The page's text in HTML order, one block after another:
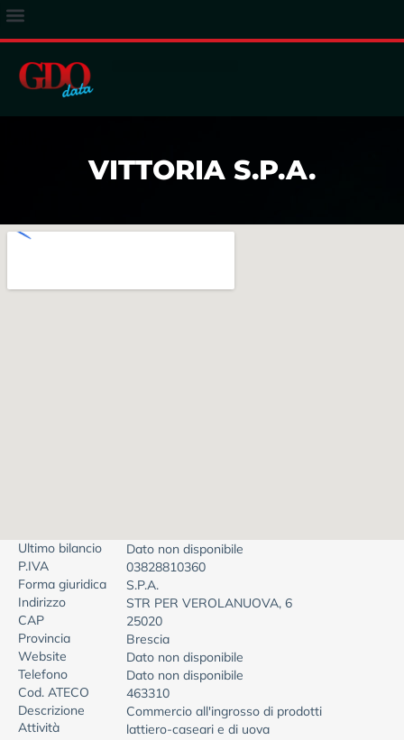
VITTORIA S.P.A.
Ultimo bilancio
Dato non disponibile
P.IVA
03828810360
Forma giuridica
S.P.A.
Indirizzo
STR PER VEROLANUOVA, 6
CAP
25020
Provincia
Brescia
Website
Dato non disponibile
Telefono
Dato non disponibile
Cod. ATECO
463310
Descrizione
Attività
Commercio all'ingrosso di prodotti
lattiero-caseari e di uova